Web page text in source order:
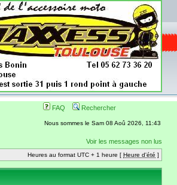
FAQ Rechercher
Nous sommes le Sam 08 Aoû 2026, 11:43
Voir les messages non lus
Heures au format UTC + 1 heure [ Heure d'été ]